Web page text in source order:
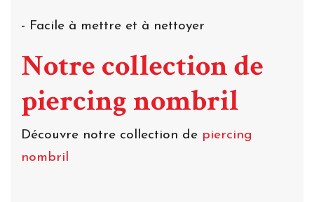
- Facile à mettre et à nettoyer
Notre collection de
piercing nombril
Découvre notre collection de piercing
nombril